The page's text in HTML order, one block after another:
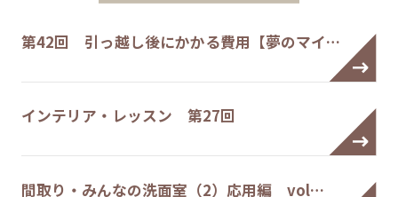
第42回 引っ越し後にかかる費用【夢のマイ…
インテリア・レッスン 第27回
間取り・みんなの洗面室（2）応用編 vol…